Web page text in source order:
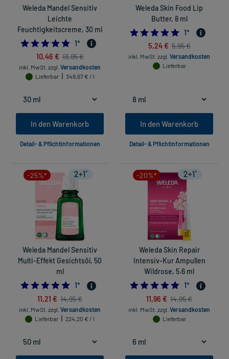
Weleda Mandel Sensitiv
Leichte
Feuchtigkeitscreme, 30 ml
5.0
1*
10,46 € 13,95 €
inkl. MwSt. zzgl. Versandkosten
Lieferbar
348,67 € / l
In den Warenkorb
Detail- & Pflichtinformationen
Weleda Skin Food Lip
Butter, 8 ml
5.0
1*
5,24 € 5,95 €
inkl. MwSt. zzgl. Versandkosten
Lieferbar
In den Warenkorb
Detail- & Pflichtinformationen
-25%*
Weleda Mandel Sensitiv
Multi-Effekt Gesichtsöl, 50
ml
5.0
1*
11,21 € 14,95 €
inkl. MwSt. zzgl. Versandkosten
Lieferbar
224,20 € / l
-20%*
Weleda Skin Repair
Intensiv-Kur Ampullen
Wildrose, 5.6 ml
5.0
1*
11,96 € 14,95 €
inkl. MwSt. zzgl. Versandkosten
Lieferbar